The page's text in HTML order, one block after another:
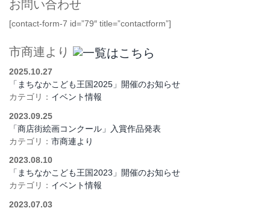
お問い合わせ
[contact-form-7 id=”79″ title=”contactform”]
市商連より
2025.10.27
「まちなかこども王国2025」開催のお知らせ
カテゴリ： イベント情報
2023.09.25
「商店街絵画コンクール」入賞作品発表
カテゴリ： 市商連より
2023.08.10
「まちなかこども王国2023」開催のお知らせ
カテゴリ： イベント情報
2023.07.03